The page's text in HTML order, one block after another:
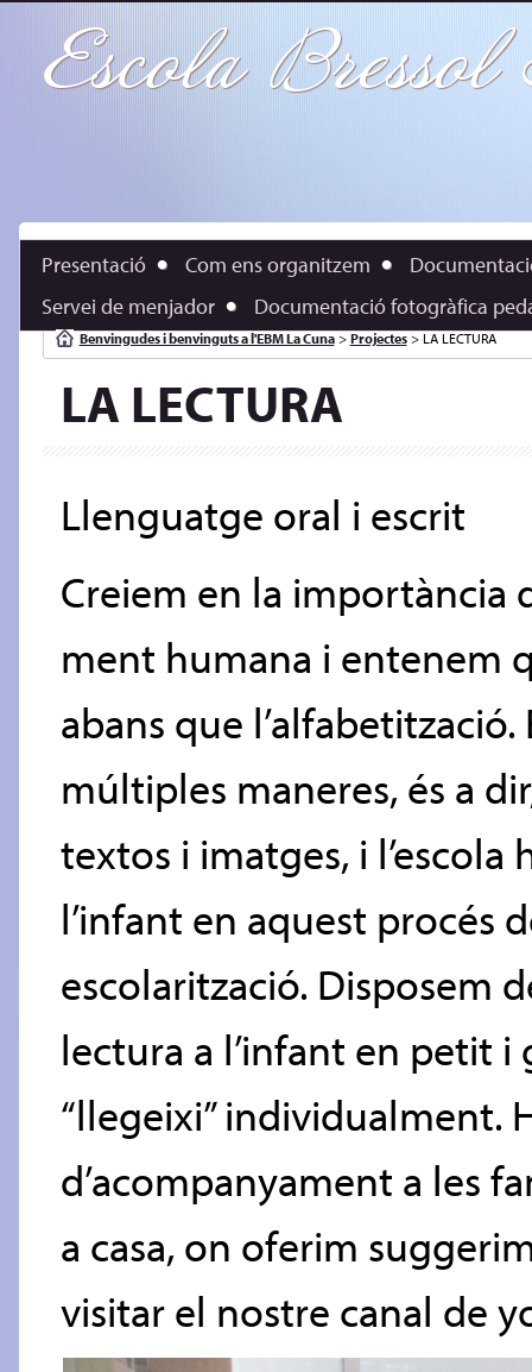
Escola
Presentació Com ens organitzem
Servei de menjador
Documentació fotogràfica
Benvingudes i benvinguts a l'EBM La Cuna> Projectes> LA LECTURA
LA LECTURA
Llenguatge oral i escrit
Creiem en la importància
ment humana i entenem
abans que
múltiples maneres, és a
textos i imatges, i l’escola
l’infant en aquest procés
escolarització. Disposem
lectura a l’infant en petit
“llegeixi” individualment.
d’acompanyament a les
a casa, on oferim
visitar el nostre canal de